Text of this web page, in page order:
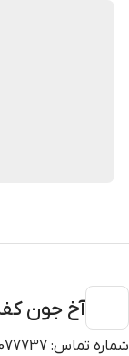
آخ جون
شماره تماس: